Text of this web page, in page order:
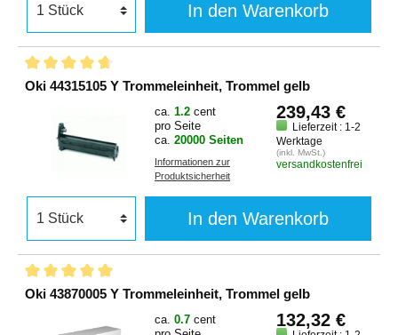
In den Warenkorb
Oki 44315105 Y Trommeleinheit, Trommel gelb
ca. 1.2 cent
pro Seite
ca. 20000 Seiten
Informationen zur
Produktsicherheit
239,43 €
Lieferzeit : 1-2
Werktage
(inkl. MwSt.)
versandkostenfrei
In den Warenkorb
Oki 43870005 Y Trommeleinheit, Trommel gelb
ca. 0.7 cent
132,32 €